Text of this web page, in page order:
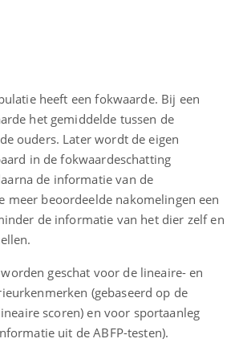
heeft een fokwaarde. Bij een
het gemiddelde tussen de
ouders. Later wordt de eigen
in de fokwaardeschatting
de informatie van de
meer beoordeelde nakomelingen een
de informatie van het dier zelf en
geschat voor de lineaire- en
(gebaseerd op de
scoren) en voor sportaanleg
uit de ABFP-testen).